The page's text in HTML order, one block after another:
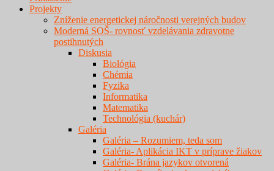
Projekty
Zníženie energetickej náročnosti verejných budov
Moderná SOŠ- rovnosť vzdelávania zdravotne
postihnutých
Diskusia
Biológia
Chémia
Fyzika
Informatika
Matematika
Technológia (kuchár)
Galéria
Galéria – Rozumiem, teda som
Galéria- Aplikácia IKT v príprave žiakov
Galéria- Brána jazykov otvorená